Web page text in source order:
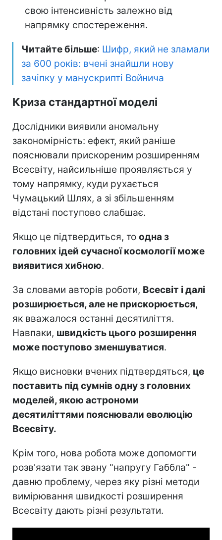
свою інтенсивність залежно від
напрямку спостереження.
Читайте більше: Шифр, який не зламали
за 600 років: вчені знайшли нову
зачіпку у манускрипті Войнича
Криза стандартної моделі
Дослідники виявили аномальну
закономірність: ефект, який раніше
пояснювали прискореним розширенням
Всесвіту, найсильніше проявляється у
тому напрямку, куди рухається
Чумацький Шлях, а зі збільшенням
відстані поступово слабшає.
Якщо це підтвердиться, то одна з
головних ідей сучасної космології може
виявитися хибною.
За словами авторів роботи, Всесвіт і далі
розширюється, але не прискорюється,
як вважалося останні десятиліття.
Навпаки, швидкість цього розширення
може поступово зменшуватися.
Якщо висновки вчених підтвердяться, це
поставить під сумнів одну з головних
моделей, якою астрономи
десятиліттями пояснювали еволюцію
Всесвіту.
Крім того, нова робота може допомогти
розв'язати так звану "напругу Габбла" -
давню проблему, через яку різні методи
вимірювання швидкості розширення
Всесвіту дають різні результати.